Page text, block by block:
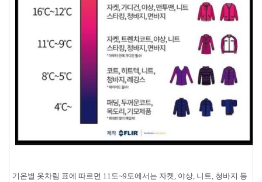
기온별 옷차림 표에 따르면 11도~9도에서는 자켓, 야상, 니트, 청바지 등